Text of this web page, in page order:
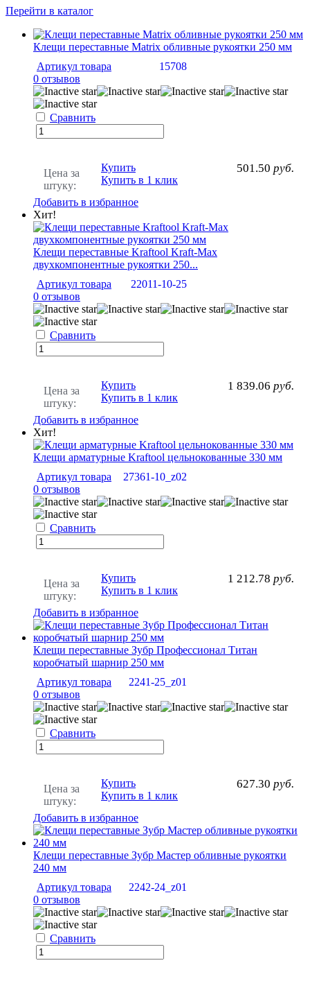
Перейти в каталог
Клещи переставные Matrix обливные рукоятки 250 мм
Артикул товара
15708
0 отзывов
Сравнить
Цена за
штуку:
501.50 руб.
Купить
Купить в 1 клик
Добавить в избранное
Хит!
Клещи переставные Kraftool Kraft-Max
двухкомпонентные рукоятки 250...
Артикул товара
22011-10-25
0 отзывов
Сравнить
Цена за
штуку:
1 839.06 руб.
Купить
Купить в 1 клик
Добавить в избранное
Хит!
Клещи арматурные Kraftool цельнокованные 330 мм
Артикул товара
27361-10_z02
0 отзывов
Сравнить
Цена за
штуку:
1 212.78 руб.
Купить
Купить в 1 клик
Добавить в избранное
Клещи переставные Зубр Профессионал Титан
коробчатый шарнир 250 мм
Артикул товара
2241-25_z01
0 отзывов
Сравнить
Цена за
штуку:
627.30 руб.
Купить
Купить в 1 клик
Добавить в избранное
Клещи переставные Зубр Мастер обливные рукоятки
240 мм
Артикул товара
2242-24_z01
0 отзывов
Сравнить